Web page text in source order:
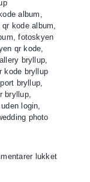
album ,
qr kode album,
,fotoskyen
qr kode,
bryllup,
kode bryllup
bryllup,
bryllup,
login,
photo
lukkettil